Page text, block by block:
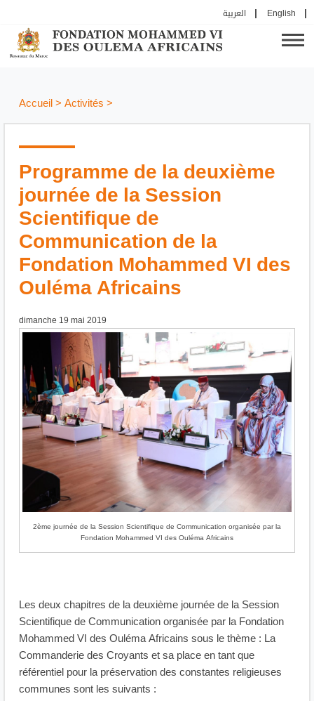
العربية English
Accueil> Activités >
Programme de la deuxième
journée de la Session
Scientifique de
Communication de la
Fondation Mohammed VI des
Ouléma Africains
dimanche 19 mai 2019
2ème journée de la Session Scientifique de Communication organisée par la
Fondation Mohammed VI des Ouléma Africains
Les deux chapitres de la deuxième journée de la Session
Scientifique de Communication organisée par la Fondation
Mohammed VI des Ouléma Africains sous le thème : La
Commanderie des Croyants et sa place en tant que
référentiel pour la préservation des constantes religieuses
communes sont les suivants :